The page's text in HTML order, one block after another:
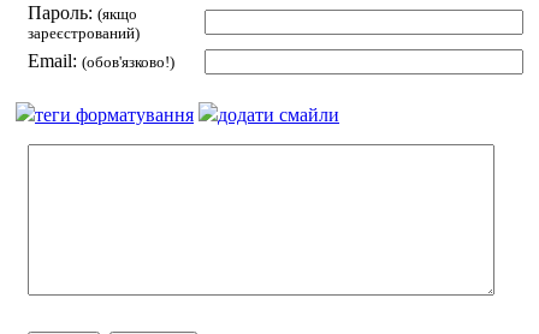
Пароль: (якщо
зареєстрований)
Email: (обов'язково!)
теги форматування додати смайли